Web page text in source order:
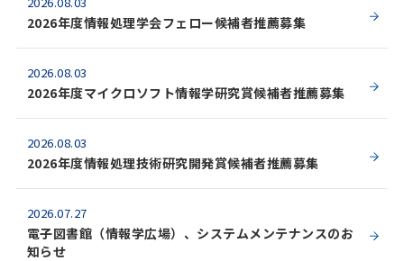
2026年度情報処理学会フェロー候補者推薦募集
2026.08.03
2026年度マイクロソフト情報学研究賞候補者推薦募集
2026.08.03
2026年度情報処理技術研究開発賞候補者推薦募集
2026.07.27
電子図書館（情報学広場）、システムメンテナンスのお
知らせ